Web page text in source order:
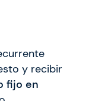
y recibir
fijo en